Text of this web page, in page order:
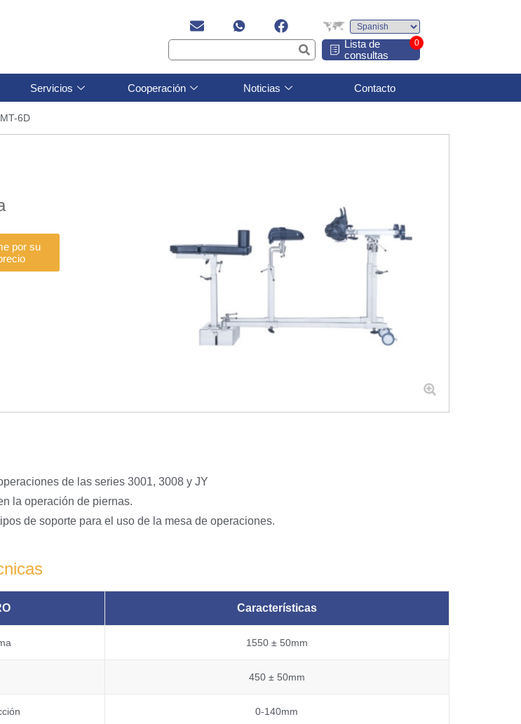
Lista de
consultas
0
Servicios Cooperación Noticias Contacto
6D
por su
de las series 3001, 3008 y JY
la operación de piernas.
de soporte para el uso de la mesa de operaciones.
Características
1550 ± 50mm
450 ± 50mm
0-140mm